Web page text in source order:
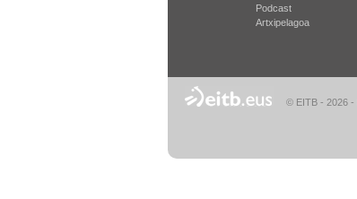
Podcast
Artxipelagoa
© EITB - 2026 -